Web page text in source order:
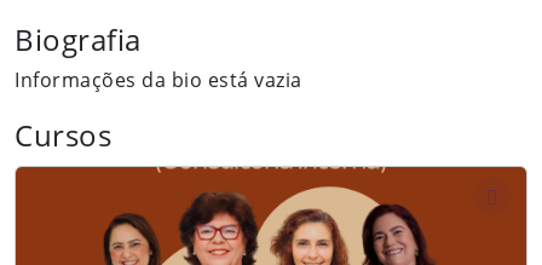
Biografia
Informações da bio está vazia
Cursos